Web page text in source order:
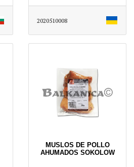
2020510008
MUSLOS DE POLLO
AHUMADOS SOKOLOW